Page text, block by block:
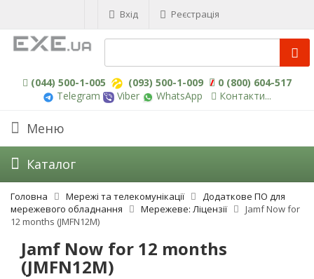
Вхід Реєстрація
(044) 500-1-005 (093) 500-1-009
0 (800) 604-517
Telegram
Viber WhatsApp Контакти...
Меню
Головна Мережі та телекомунікації
Додаткове ПО для
мережевого обладнання
Мережеве: Ліцензії
Jamf Now for
12 months (JMFN12M)
Jamf Now for 12 months
(JMFN12M)
Каталог